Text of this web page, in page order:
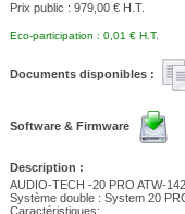
Prix public : 979,00 € H.T.
Eco-participation : 0,01 € H.T.
Documents disponibles :
Software & Firmware
Description :
AUDIO-TECH -20 PRO ATW-
Système double : System 20
Caractéristiques: